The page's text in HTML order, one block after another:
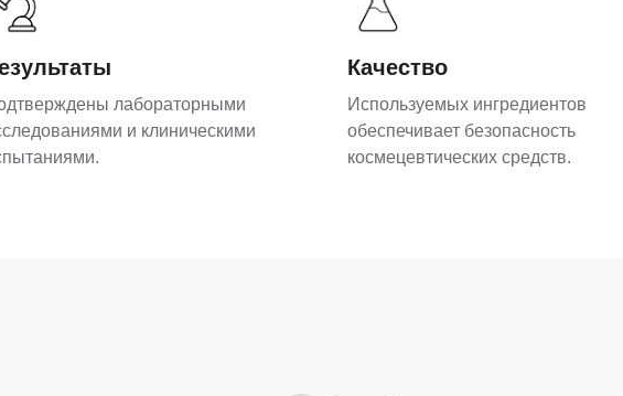
лабораторными
и клиническими
Качество
Используемых ингредиентов
обеспечивает безопасность
космецевтических средств.